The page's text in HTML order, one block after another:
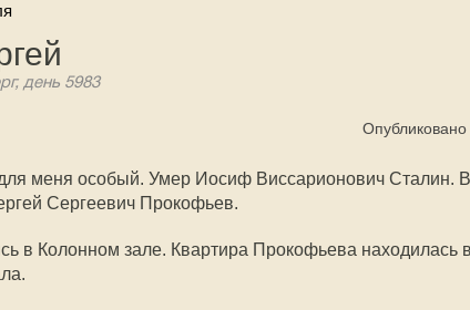
день 5983
меня особый. Умер Иосиф Виссарионович Сталин.
Сергеевич Прокофьев.
в Колонном зале. Квартира Прокофьева находилась в